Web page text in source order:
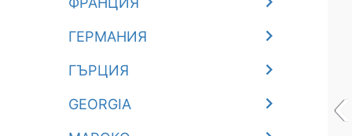
ГЕРМАНИЯ
ГЪРЦИЯ
GEORGIA
‹